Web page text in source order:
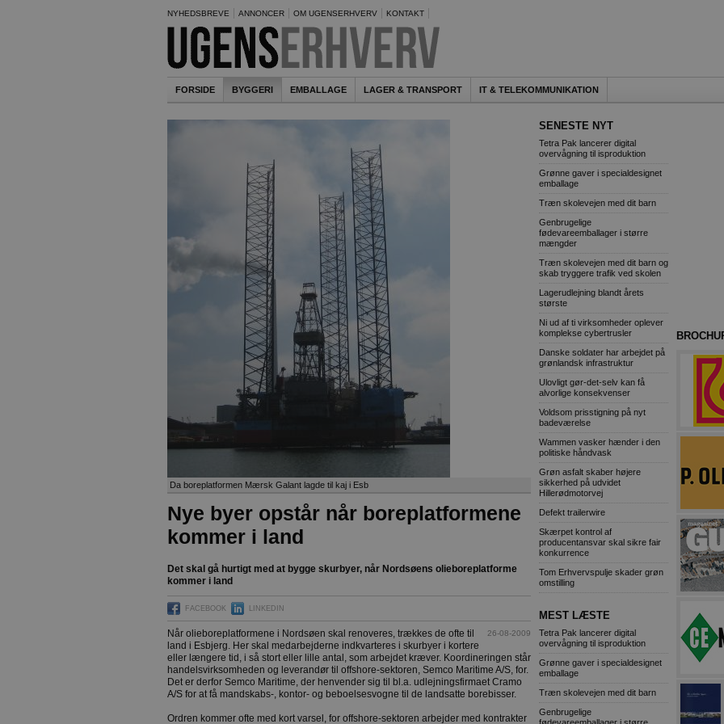
NYHEDSBREVE ANNONCER OM UGENSERHVERV KONTAKT
FORSIDE BYGGERI EMBALLAGE LAGER & TRANSPORT IT & TELEKOMMUNIKATION
Da boreplatformen Mærsk Galant lagde til kaj i Esb
Nye byer opstår når boreplatformene
kommer i land
Det skal gå hurtigt med at bygge skurbyer, når Nordsøens olieboreplatforme
kommer i land
FACEBOOK LINKEDIN
26-08-2009
Når olieboreplatformene i Nordsøen skal renoveres, trækkes de ofte til
land i Esbjerg. Her skal medarbejderne indkvarteres i skurbyer i kortere
eller længere tid, i så stort eller lille antal, som arbejdet kræver. Koordineringen står
handelsvirksomheden og leverandør til offshore-sektoren, Semco Maritime A/S, for.
Det er derfor Semco Maritime, der henvender sig til bl.a. udlejningsfirmaet Cramo
A/S for at få mandskabs-, kontor- og beboelsesvogne til de landsatte borebisser.
Ordren kommer ofte med kort varsel, for offshore-sektoren arbejder med kontrakter
SENESTE NYT
Tetra Pak lancerer digital
overvågning til isproduktion
Grønne gaver i specialdesignet
emballage
Træn skolevejen med dit barn
Genbrugelige
fødevareemballager i større
mængder
Træn skolevejen med dit barn og
skab tryggere trafik ved skolen
Lagerudlejning blandt årets
største
Ni ud af ti virksomheder oplever
komplekse cybertrusler
Danske soldater har arbejdet på
grønlandsk infrastruktur
Ulovligt gør-det-selv kan få
alvorlige konsekvenser
Voldsom prisstigning på nyt
badeværelse
Wammen vasker hænder i den
politiske håndvask
Grøn asfalt skaber højere
sikkerhed på udvidet
Hillerødmotorvej
Defekt trailerwire
Skærpet kontrol af
producentansvar skal sikre fair
konkurrence
Tom Erhvervspulje skader grøn
omstilling
MEST LÆSTE
Tetra Pak lancerer digital
overvågning til isproduktion
Grønne gaver i specialdesignet
emballage
Træn skolevejen med dit barn
Genbrugelige